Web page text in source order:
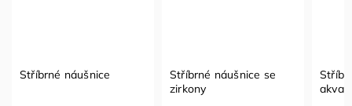
Stříbrné náušnice
Stříbrné náušnice se
zirkony